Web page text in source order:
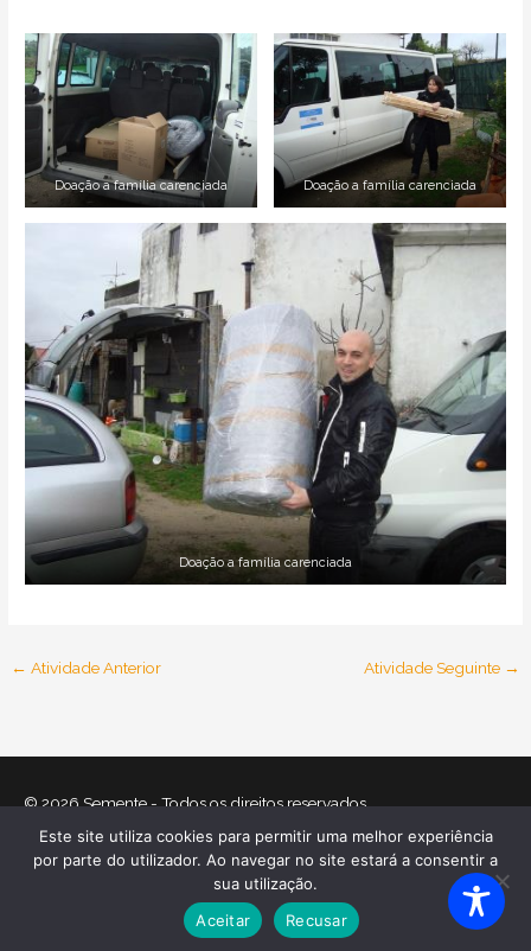
Doação a família carenciada Doação a família carenciada
Doação a família carenciada
← Atividade Anterior Atividade Seguinte →
© 2026Semente- Todos os direitos reservados
O que nos move Equipa Atividades
Relatórios
Contactos
Política de Cookies
Política de Privacidade
Este site utiliza cookies para permitir uma melhor experiência
por parte do utilizador. Ao navegar no site estará a consentir a
sua utilização.
Aceitar
Recusar